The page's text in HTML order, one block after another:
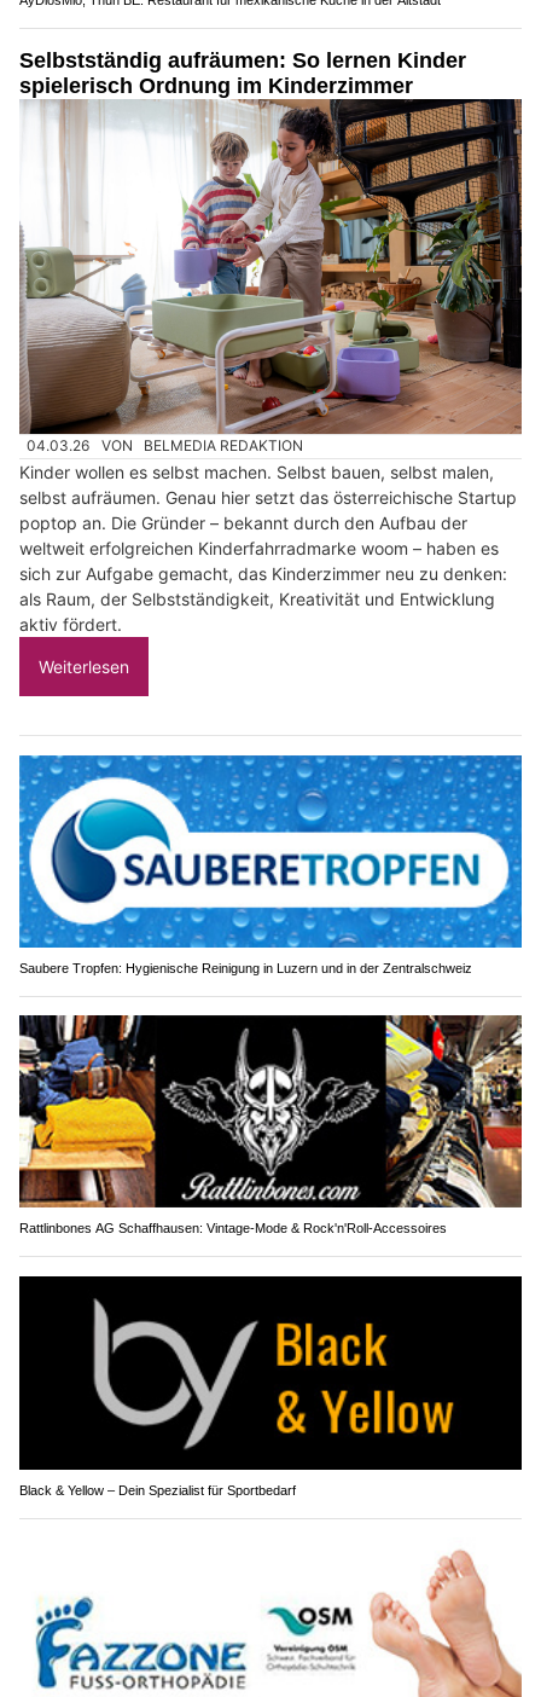
Selbstständig aufräumen: So lernen Kinder
spielerisch Ordnung im Kinderzimmer
04.03.26 VON BELMEDIA REDAKTION
Kinder wollen es selbst machen. Selbst bauen, selbst malen,
selbst aufräumen. Genau hier setzt das österreichische Startup
poptop an. Die Gründer – bekannt durch den Aufbau der
weltweit erfolgreichen Kinderfahrradmarke woom – haben es
sich zur Aufgabe gemacht, das Kinderzimmer neu zu denken:
als Raum, der Selbstständigkeit, Kreativität und Entwicklung
aktiv fördert.
Weiterlesen
Saubere Tropfen: Hygienische Reinigung in Luzern und in der Zentralschweiz
Rattlinbones AG Schaffhausen: Vintage-Mode & Rock'n'Roll-Accessoires
Black & Yellow – Dein Spezialist für Sportbedarf